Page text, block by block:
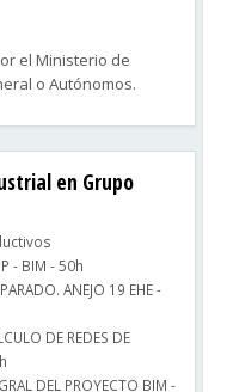
el Ministerio de
o Autónomos.
en Grupo
- BIM - 50h
ANEJO 19 EHE -
DE REDES DE
DEL PROYECTO BIM -